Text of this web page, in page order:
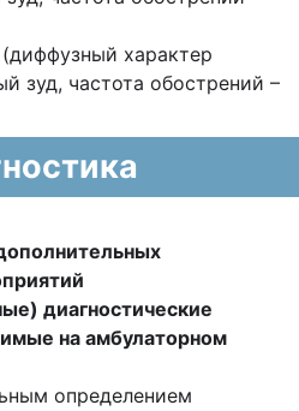
характер
зуд, частота обострений –
диагностические
на амбулаторном
определением